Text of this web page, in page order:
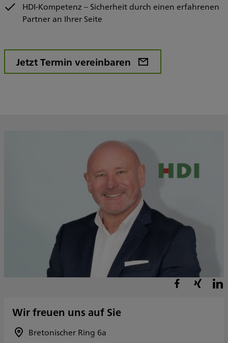
HDI-Kompetenz – Sicherheit durch einen erfahrenen
Partner an Ihrer Seite
Jetzt Termin vereinbaren
Wir freuen uns auf Sie
Bretonischer Ring 6a